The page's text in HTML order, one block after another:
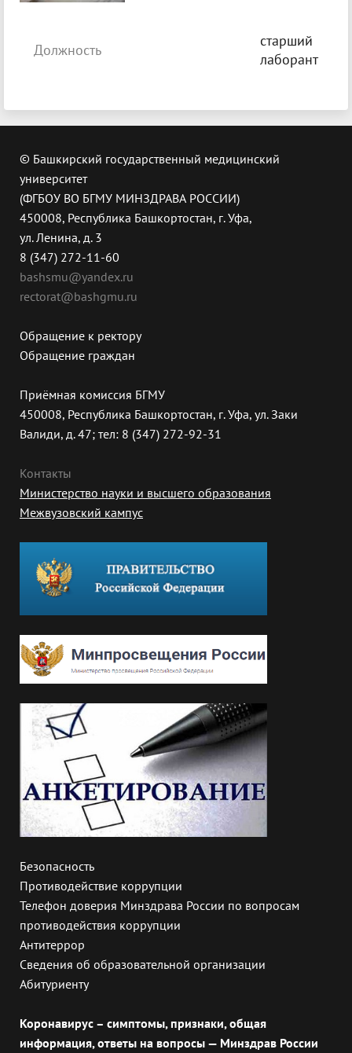
Должность
старший
лаборант
© Башкирский государственный медицинский
университет
(ФГБОУ ВО БГМУ МИНЗДРАВА РОССИИ)
450008, Республика Башкортостан, г. Уфа,
ул. Ленина, д. 3
8 (347) 272-11-60
bashsmu@yandex.ru
rectorat@bashgmu.ru
Обращение к ректору
Обращение граждан
Приёмная комиссия БГМУ
450008, Республика Башкортостан, г. Уфа, ул. Заки
Валиди, д. 47; тел: 8 (347) 272-92-31
Контакты
Министерство науки и высшего образования
Межвузовский кампус
Безопасность
Противодействие коррупции
Телефон доверия Минздрава России по вопросам
противодействия коррупции
Антитеррор
Сведения об образовательной организации
Абитуриенту
Коронавирус – симптомы, признаки, общая
информация, ответы на вопросы — Минздрав России